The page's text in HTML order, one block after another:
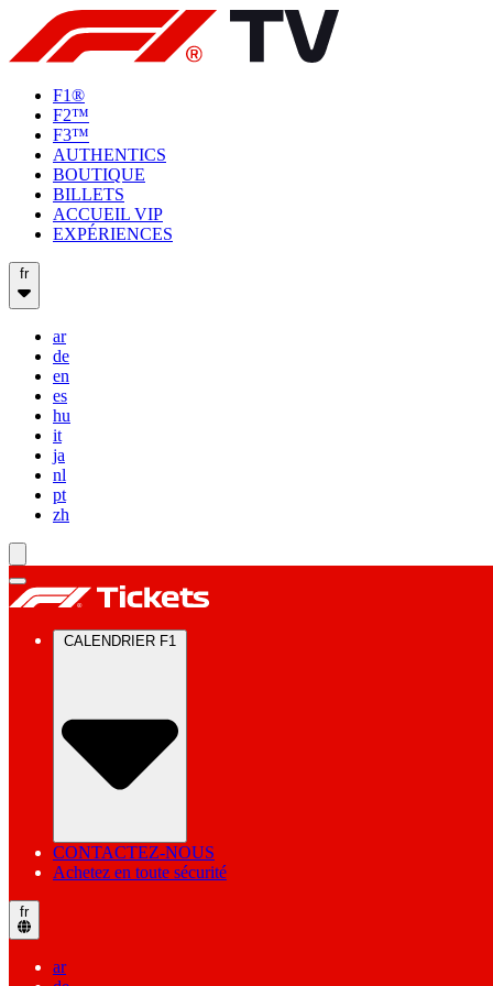
F1®
F2™
F3™
AUTHENTICS
BOUTIQUE
BILLETS
ACCUEIL VIP
EXPÉRIENCES
fr
ar
de
en
es
hu
it
ja
nl
pt
zh
CONTACTEZ-NOUS
Achetez en toute sécurité
fr
ar